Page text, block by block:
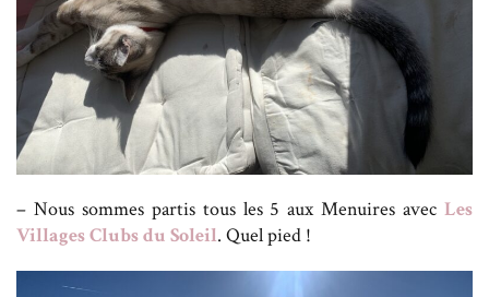
– Nous sommes partis tous les 5 aux Menuires avec Les
Villages Clubs du Soleil. Quel pied !